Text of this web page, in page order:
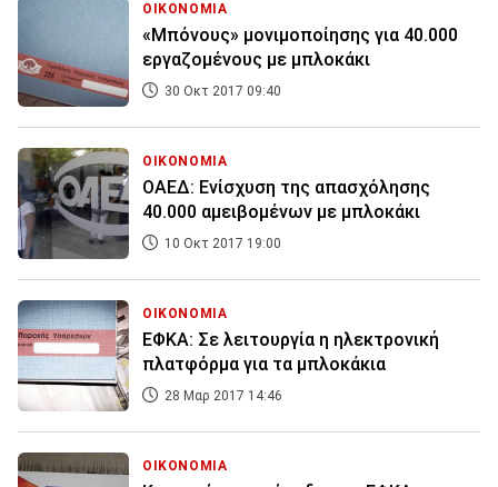
ΟΙΚΟΝΟΜΙΑ
«Μπόνους» μονιμοποίησης για 40.000
εργαζομένους με μπλοκάκι
30 Οκτ 2017 09:40
ΟΙΚΟΝΟΜΙΑ
ΟΑΕΔ: Ενίσχυση της απασχόλησης
40.000 αμειβομένων με μπλοκάκι
10 Οκτ 2017 19:00
ΟΙΚΟΝΟΜΙΑ
ΕΦΚΑ: Σε λειτουργία η ηλεκτρονική
πλατφόρμα για τα μπλοκάκια
28 Μαρ 2017 14:46
ΟΙΚΟΝΟΜΙΑ